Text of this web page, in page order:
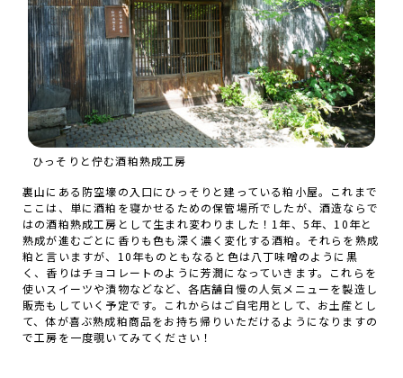
ひっそりと佇む酒粕熟成工房
裏山にある防空壕の入口にひっそりと建っている粕小屋。これまで
ここは、単に酒粕を寝かせるための保管場所でしたが、酒造ならで
はの酒粕熟成工房として生まれ変わりました！1年、5年、10年と
熟成が進むごとに香りも色も深く濃く変化する酒粕。それらを熟成
粕と言いますが、10年ものともなると色は八丁味噌のように黒
く、香りはチョコレートのように芳潤になっていきます。これらを
使いスイーツや漬物などなど、各店舗自慢の人気メニューを製造し
販売もしていく予定です。これからはご自宅用として、お土産とし
て、体が喜ぶ熟成粕商品をお持ち帰りいただけるようになりますの
で工房を一度覗いてみてください！